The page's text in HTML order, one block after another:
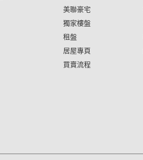
美聯豪宅
獨家樓盤
租盤
居屋專頁
買賣流程